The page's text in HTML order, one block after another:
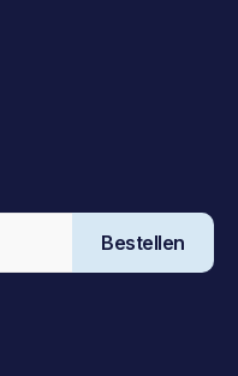
Bestellen